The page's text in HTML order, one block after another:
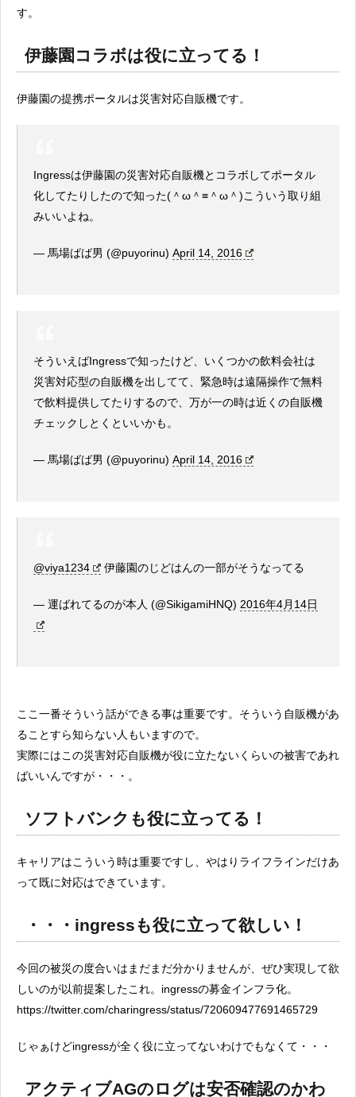
す。
伊藤園コラボは役に立ってる！
伊藤園の提携ポータルは災害対応自販機です。
Ingressは伊藤園の災害対応自販機とコラボしてポータル
化してたりしたので知った(＾ω＾≡＾ω＾)こういう取り組
みいいよね。
— 馬場ばば男 (@puyorinu) April 14, 2016
そういえばIngressで知ったけど、いくつかの飲料会社は
災害対応型の自販機を出してて、緊急時は遠隔操作で無料
で飲料提供してたりするので、万が一の時は近くの自販機
チェックしとくといいかも。
— 馬場ばば男 (@puyorinu) April 14, 2016
@viya1234 伊藤園のじどはんの一部がそうなってる
— 運ばれてるのが本人 (@SikigamiHNQ) 2016年4月14日
ここ一番そういう話ができる事は重要です。そういう自販機があ
ることすら知らない人もいますので。
実際にはこの災害対応自販機が役に立たないくらいの被害であれ
ばいいんですが・・・。
ソフトバンクも役に立ってる！
キャリアはこういう時は重要ですし、やはりライフラインだけあ
って既に対応はできています。
・・・ingressも役に立って欲しい！
今回の被災の度合いはまだまだ分かりませんが、ぜひ実現して欲
しいのが以前提案したこれ。ingressの募金インフラ化。
https://twitter.com/charingress/status/720609477691465729
じゃぁけどingressが全く役に立ってないわけでもなくて・・・
アクティブAGのログは安否確認のかわ